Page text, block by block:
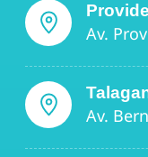
Av.
Av.